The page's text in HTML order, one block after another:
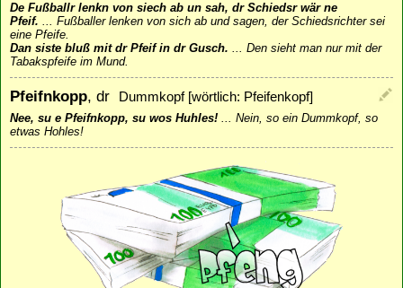
De Fußballr lenkn von siech ab un sah, dr Schiedsr wär ne
Pfeif. ... Fußballer lenken von sich ab und sagen, der Schiedsrichter sei
eine Pfeife.
Dan siste bluß mit dr Pfeif in dr Gusch. ... Den sieht man nur mit der
Tabakspfeife im Mund.
Pfeifnkopp, dr Dummkopf [wörtlich: Pfeifenkopf]
Nee, su e Pfeifnkopp, su wos Huhles! ... Nein, so ein Dummkopf, so
etwas Hohles!